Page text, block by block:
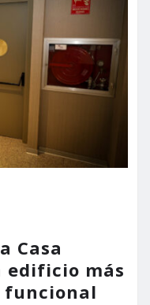
Casa
edificio más
funcional